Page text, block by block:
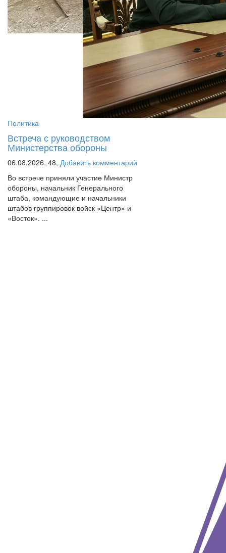
Политика
Встреча с руководством
Министерства обороны
06.08.2026, 48, Добавить комментарий
Во встрече приняли участие Министр
обороны, начальник Генерального
штаба, командующие и начальники
штабов группировок войск «Центр» и
«Восток». ...